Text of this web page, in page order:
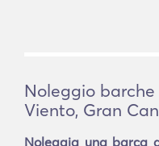
Noleggio
Viento, Gran
Noleggia una barca